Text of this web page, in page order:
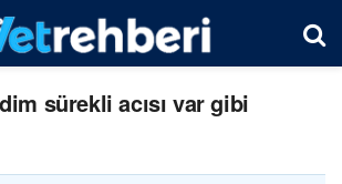
sürekli acısı var gibi